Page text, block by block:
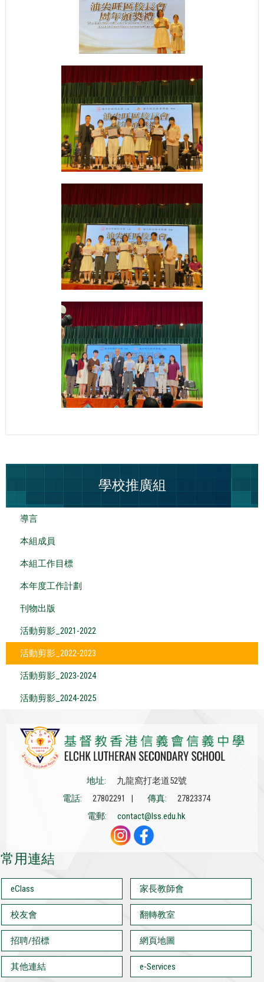
學校推廣組
導言
本組成員
本組工作目標
本年度工作計劃
刊物出版
活動剪影_2021-2022
活動剪影_2022-2023
活動剪影_2023-2024
活動剪影_2024-2025
地址:
九龍窩打老道52號
電話:
27802291 | 傳真:
27823374
電郵:
contact@lss.edu.hk
常用連結
eClass 家長教師會
校友會 翻轉教室
招聘/招標 網頁地圖
其他連結 e-Services